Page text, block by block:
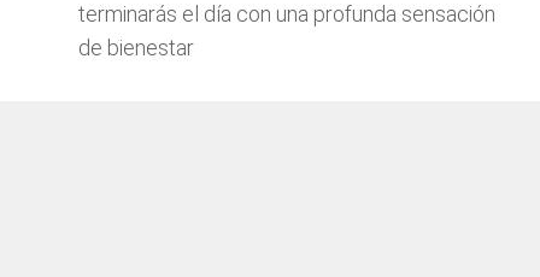
terminarás el día con una profunda sensación
de bienestar